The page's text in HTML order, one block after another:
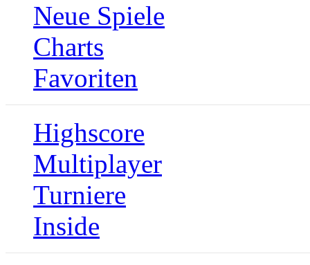
Neue Spiele
Charts
Favoriten
Highscore
Multiplayer
Turniere
Inside